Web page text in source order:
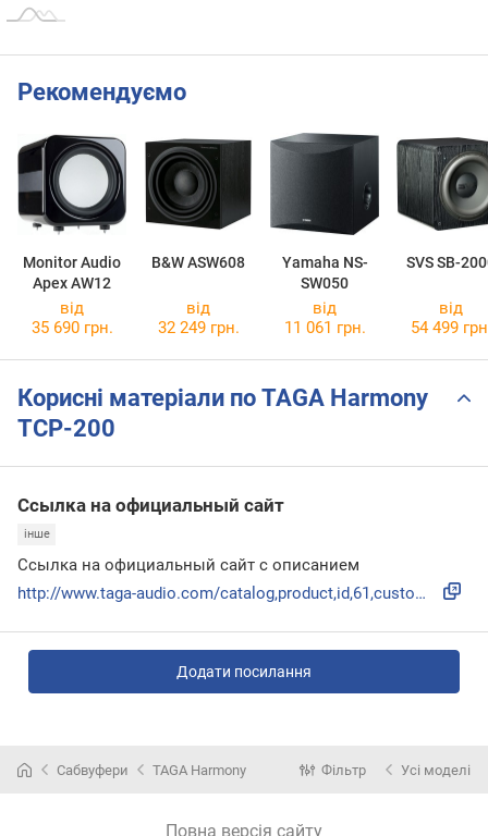
Рекомендуємо
Monitor Audio
Apex AW12
B&W ASW608
Yamaha NS-
SW050
SVS SB-
від
35 690 грн.
від
32 249 грн.
від
11 061 грн.
від
54 499
Корисні матеріали по TAGA Harmony
TCP-200
Ссылка на официальный сайт
інше
Ссылка на официальный сайт с описанием
http://www.taga-audio.com/catalog,product,id,61,custom_inst...
Додати посилання
Сабвуфери TAGA Harmony Фільтр Усі моделі
Повна версія сайту